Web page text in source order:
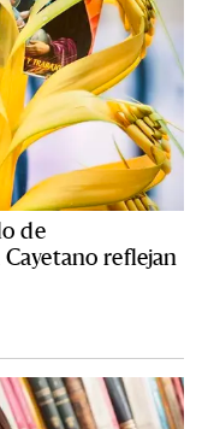
de
reflejan